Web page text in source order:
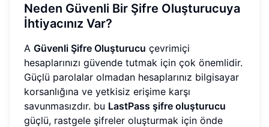
Neden Güvenli Bir Şifre Oluşturucuya
İhtiyacınız Var?
A Güvenli Şifre Oluşturucu çevrimiçi
hesaplarınızı güvende tutmak için çok önemlidir.
Güçlü parolalar olmadan hesaplarınız bilgisayar
korsanlığına ve yetkisiz erişime karşı
savunmasızdır. bu LastPass şifre oluşturucu
güçlü, rastgele şifreler oluşturmak için önde